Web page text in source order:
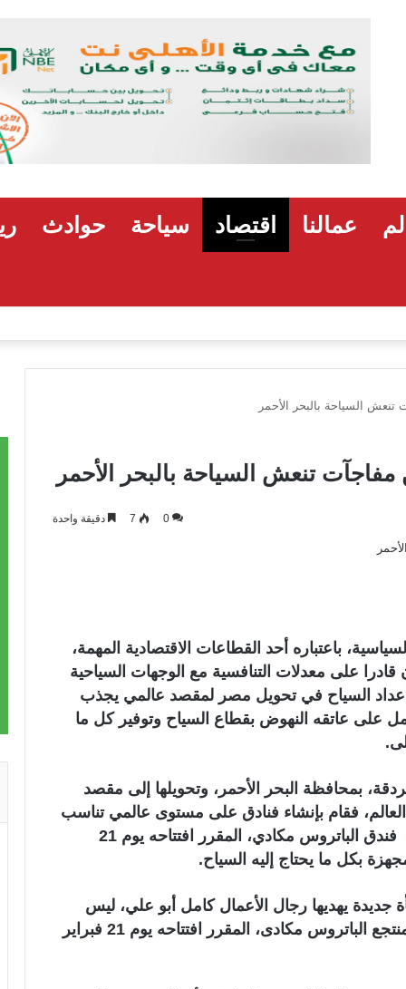
عمالنا اقتصاد سياحة حوادث
0
7 دقيقة واحدة
باعتباره أحد القطاعات الاقتصادية المهمة،
على معدلات التنافسية مع الوجهات السياحية
أعداد السياح في تحويل مصر لمقصد عالمي يجذب
على عاتقه النهوض بقطاع السياح وتوفير كل ما
بمحافظة البحر الأحمر، وتحويلها إلى مقصد
فقام بإنشاء فنادق على مستوى عالمي تناسب
كافة السياح من جميع أنحاء العالم، لعل أبرزها فندق الباتروس مكادي، المقرر افتتاحه يوم 21
بكل ما يحتاج إليه السياح.
جديدة يهديها رجال الأعمال كامل أبو علي، ليس
للسياحة المصرية فقط بل للسياحة العالمية، منتجع الباتروس مكادى، المقرر افتتاحه يوم 21 فبراير